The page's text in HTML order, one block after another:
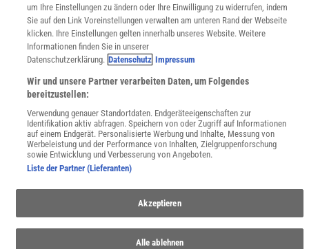
SciLogs
Uns finden Sie auch hier:
um Ihre Einstellungen zu ändern oder Ihre Einwilligung zu widerrufen, indem
Sie auf den Link Voreinstellungen verwalten am unteren Rand der Webseite
klicken. Ihre Einstellungen gelten innerhalb unseres Website. Weitere
Informationen finden Sie in unserer
Datenschutzerklärung. Datenschutz Impressum
Wir und unsere Partner verarbeiten Daten, um Folgendes
bereitzustellen:
Verwendung genauer Standortdaten. Endgeräteeigenschaften zur
Identifikation aktiv abfragen. Speichern von oder Zugriff auf Informationen
auf einem Endgerät. Personalisierte Werbung und Inhalte, Messung von
Werbeleistung und der Performance von Inhalten, Zielgruppenforschung
sowie Entwicklung und Verbesserung von Angeboten.
Liste der Partner (Lieferanten)
Akzeptieren
Alle ablehnen